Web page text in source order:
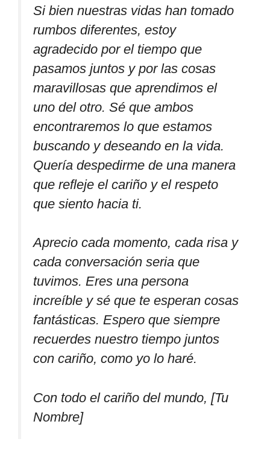
Si bien nuestras vidas han tomado
rumbos diferentes, estoy
agradecido por el tiempo que
pasamos juntos y por las cosas
maravillosas que aprendimos el
uno del otro. Sé que ambos
encontraremos lo que estamos
buscando y deseando en la vida.
Quería despedirme de una manera
que refleje el cariño y el respeto
que siento hacia ti.
Aprecio cada momento, cada risa y
cada conversación seria que
tuvimos. Eres una persona
increíble y sé que te esperan cosas
fantásticas. Espero que siempre
recuerdes nuestro tiempo juntos
con cariño, como yo lo haré.
Con todo el cariño del mundo, [Tu
Nombre]